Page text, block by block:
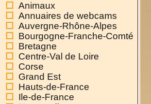
Animaux
Annuaires de webcams
Auvergne-Rhône-Alpes
Bourgogne-Franche-Comté
Bretagne
Centre-Val de Loire
Corse
Grand Est
Hauts-de-France
Ile-de-France